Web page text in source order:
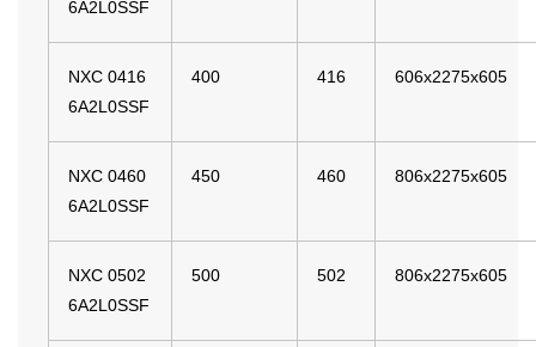
6A2L0SSF
NXC 0416
6A2L0SSF
400 416 606x2275x605
NXC 0460
6A2L0SSF
450 460 806x2275x605
NXC 0502
6A2L0SSF
500 502 806x2275x605